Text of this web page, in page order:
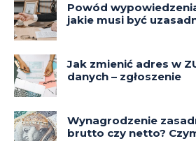
Powód
jakie musi być
Jak zmienić adres w
danych – zgłoszenie
Wynagrodzenie
brutto czy netto?